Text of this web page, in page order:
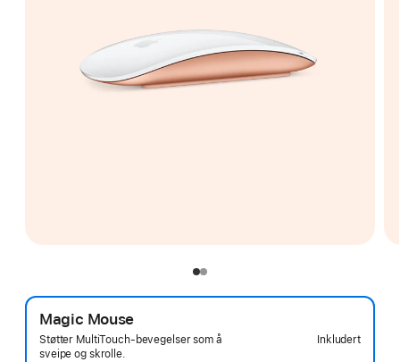
Magic Mouse
Støtter MultiTouch-bevegelser som å
sveipe og skrolle.
Inkludert